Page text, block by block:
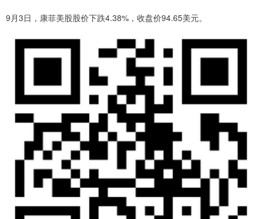
9月3日，康菲美股股价下跌4.38%，收盘价94.65美元。